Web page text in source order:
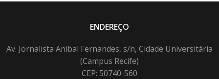
ENDEREÇO
Av. Jornalista Anibal Fernandes, s/n, Cidade Universitária
(Campus Recife)
CEP: 50740-560